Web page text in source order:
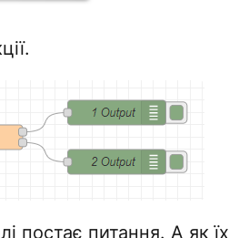
постає питання. А як їх